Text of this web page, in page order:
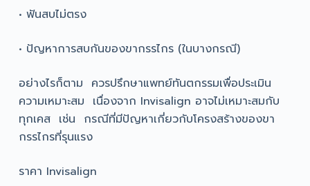
• ฟันสบไม่ตรง
• ปัญหาการสบกันของขากรรไกร (ในบางกรณี)
อย่างไรก็ตาม ควรปรึกษาแพทย์ทันตกรรมเพื่อประเมิน
ความเหมาะสม เนื่องจาก Invisalign อาจไม่เหมาะสมกับ
ทุกเคส เช่น กรณีที่มีปัญหาเกี่ยวกับโครงสร้างของขา
กรรไกรที่รุนแรง
ราคา Invisalign